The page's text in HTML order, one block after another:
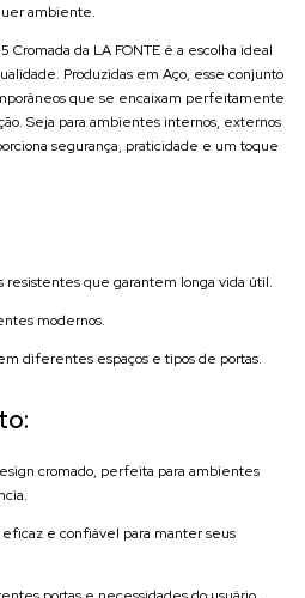
ambiente.
Cromada da LA FONTE é a escolha ideal
Produzidas em Aço, esse conjunto
que se encaixam perfeitamente
Seja para ambientes internos, externos
segurança, praticidade e um toque
resistentes que garantem longa vida útil.
modernos.
diferentes espaços e tipos de portas.
cromado, perfeita para ambientes
e confiável para manter seus